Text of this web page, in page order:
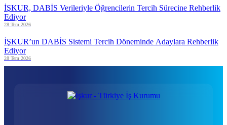
İŞKUR, DABİS Verileriyle Öğrencilerin Tercih Sürecine Rehberlik
Ediyor
28 Tem 2026
İŞKUR’un DABİS Sistemi Tercih Döneminde Adaylara Rehberlik
Ediyor
28 Tem 2026